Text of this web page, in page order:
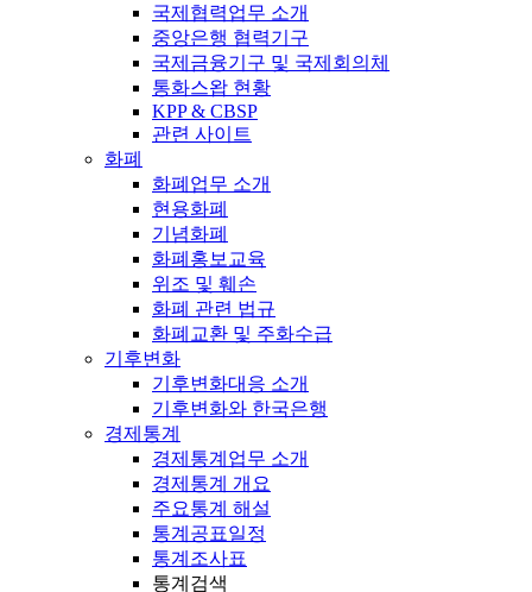
국제협력업무 소개
중앙은행 협력기구
국제금융기구 및 국제회의체
통화스왑 현황
KPP & CBSP
관련 사이트
화폐
화폐업무 소개
현용화폐
기념화폐
화폐홍보교육
위조 및 훼손
화폐 관련 법규
화폐교환 및 주화수급
기후변화
기후변화대응 소개
기후변화와 한국은행
경제통계
경제통계업무 소개
경제통계 개요
주요통계 해설
통계공표일정
통계조사표
통계검색